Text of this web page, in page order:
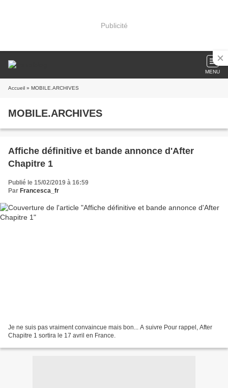
Publicité
MENU
Accueil » MOBILE.ARCHIVES
MOBILE.ARCHIVES
Affiche définitive et bande annonce d'After
Chapitre 1
Publié le 15/02/2019 à 16:59
Par Francesca_fr
Je ne suis pas vraiment convaincue mais bon... A suivre Pour rappel, After
Chapitre 1 sortira le 17 avril en France.